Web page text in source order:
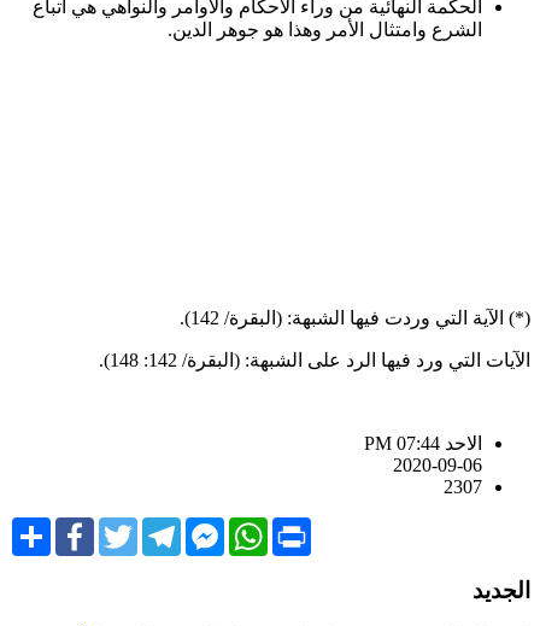
الحكمة النهائية من وراء الأحكام والأوامر والنواهي هي اتباع
الشرع وامتثال الأمر وهذا هو جوهر الدين.
الآية التي وردت فيها الشبهة: (البقرة/ 142).
التي ورد فيها الرد على الشبهة: (البقرة/ 142: 148).
الاحد PM 07:44
2020-09-06
2307
ShareFacebookTwitterTelegramFacebook
Messenger
WhatsApp Print